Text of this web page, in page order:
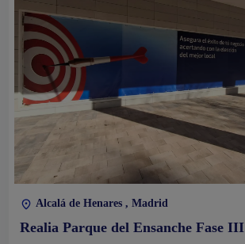
Alcalá de Henares , Madrid
Realia Parque del Ensanche Fase III